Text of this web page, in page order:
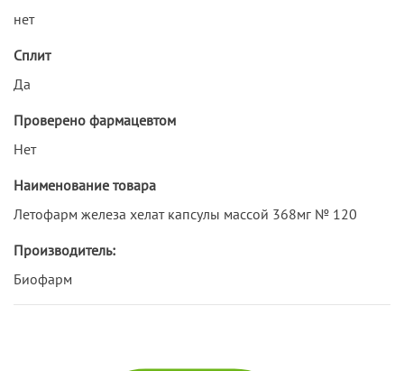
нет
Сплит
Да
Проверено фармацевтом
Нет
Наименование товара
Летофарм железа хелат капсулы массой 368мг № 120
Производитель:
Биофарм